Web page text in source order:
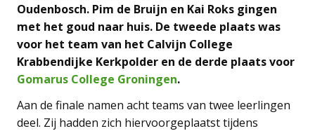
Oudenbosch. Pim de Bruijn en Kai Roks gingen
met het goud naar huis. De tweede plaats was
voor het team van het Calvijn College
Krabbendijke Kerkpolder en de derde plaats voor
Gomarus College Groningen.
Aan de finale namen acht teams van twee leerlingen
deel. Zij hadden zich hiervoorgeplaatst tijdens